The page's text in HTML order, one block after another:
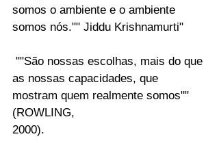
somos o ambiente e o ambiente
somos nós."" Jiddu Krishnamurti"
as nossas capacidades, que
mostram quem realmente somos""
(ROWLING,
2000).